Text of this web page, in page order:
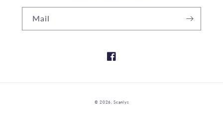
Mail
Facebook
© 2026,Scanlys